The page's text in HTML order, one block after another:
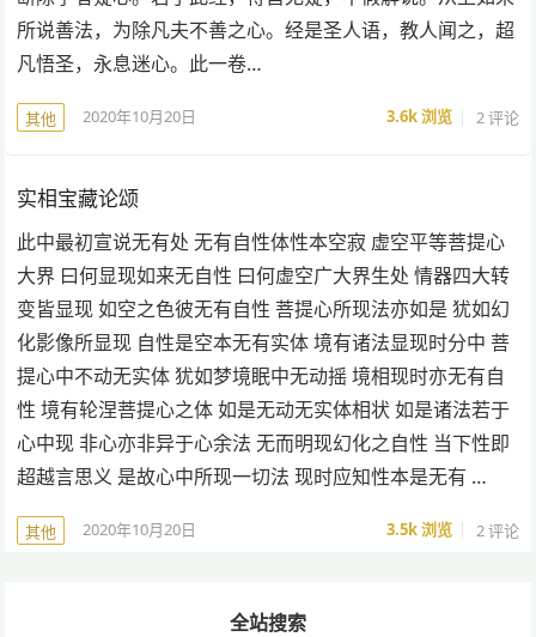
所说善法，为除凡夫不善之心。经是圣人语，教人闻之，超
凡悟圣，永息迷心。此一卷…
其他 2020年10月20日 3.6k浏览 2 评论
实相宝藏论颂
此中最初宣说无有处 无有自性体性本空寂 虚空平等菩提心
大界 曰何显现如来无自性 曰何虚空广大界生处 情器四大转
变皆显现 如空之色彼无有自性 菩提心所现法亦如是 犹如幻
化影像所显现 自性是空本无有实体 境有诸法显现时分中 菩
提心中不动无实体 犹如梦境眠中无动摇 境相现时亦无有自
性 境有轮涅菩提心之体 如是无动无实体相状 如是诸法若于
心中现 非心亦非异于心余法 无而明现幻化之自性 当下性即
超越言思义 是故心中所现一切法 现时应知性本是无有 …
其他 2020年10月20日 3.5k浏览 2 评论
全站搜索